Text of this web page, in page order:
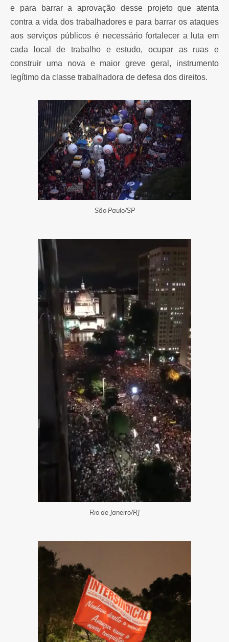
e para barrar a aprovação desse projeto que atenta
contra a vida dos trabalhadores e para barrar os ataques
aos serviços públicos é necessário fortalecer a luta em
cada local de trabalho e estudo, ocupar as ruas e
construir uma nova e maior greve geral, instrumento
legítimo da classe trabalhadora de defesa dos direitos.
São Paulo/SP
Rio de Janeiro/RJ